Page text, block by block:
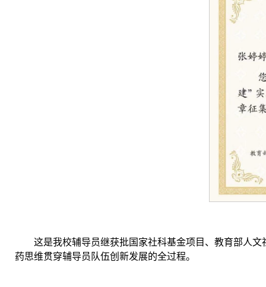
这是我校辅导员继获批国家社科基金项目、教育部人
药思维贯穿辅导员队伍创新发展的全过程。